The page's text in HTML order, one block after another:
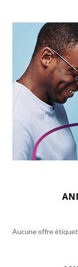
Aucune offre